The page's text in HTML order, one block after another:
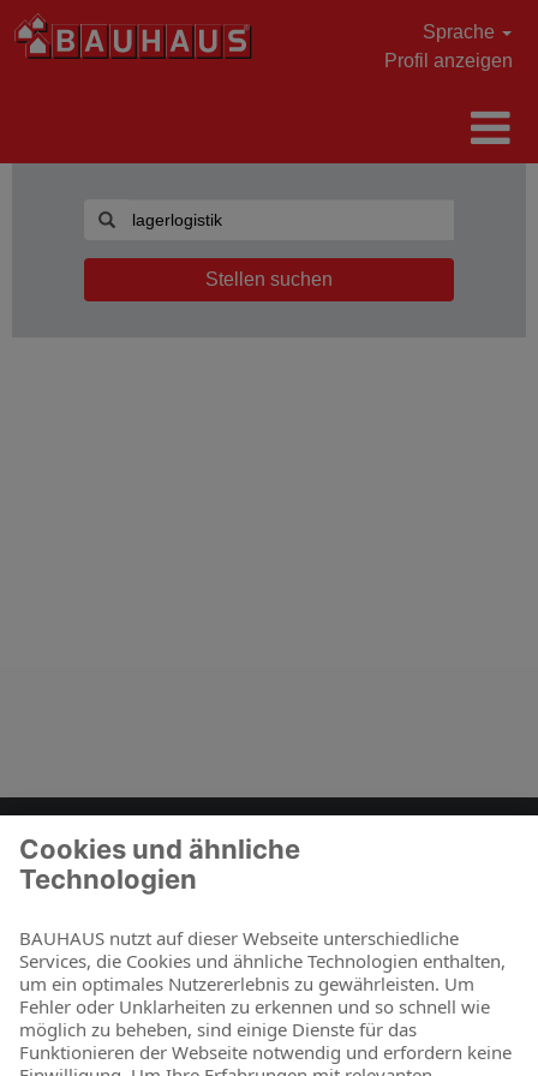
Sprache
Profil anzeigen
Stellen suchen
Zum Kontaktformular
BAUHAUS als Arbeitgeber
Für Schüler und Schulabgänger
Für Studierende und Absolventen
Für Berufseinsteiger & Berufserfahrene